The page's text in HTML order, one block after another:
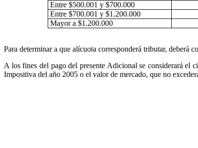
Entre $500.001 y $700.000
Entre $700.001 y $1.200.000
Mayor a $1.200.000
Para determinar a que alícuota corresponderá tributar, deberá
A los fines del pago del presente Adicional se considerará el
Impositiva del año 2005 o el valor de mercado, que no